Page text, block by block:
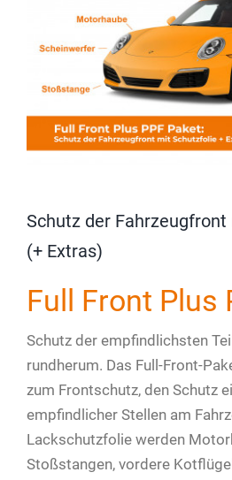
Schutz der
(+ Extras)
Full Front Plus
Schutz der empfindlichsten
rundherum. Das Full-Front-
zum Frontschutz, den Schutz
empfindlicher Stellen am
Lackschutzfolie werden
Stoßstangen, vordere